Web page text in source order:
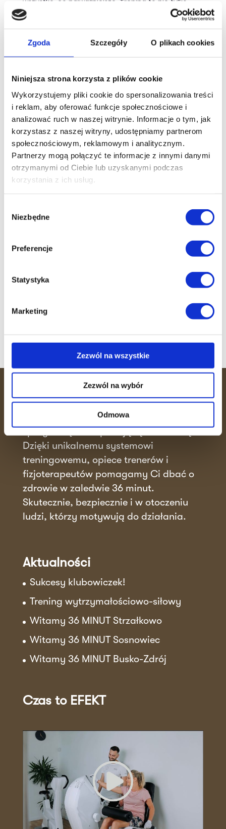
Zgoda Szczegóły O plikach cookies
Niniejsza strona korzysta z plików cookie
Wykorzystujemy pliki cookie do spersonalizowania treści
i reklam, aby oferować funkcje społecznościowe i
analizować ruch w naszej witrynie. Informacje o tym, jak
korzystasz z naszej witryny, udostępniamy partnerom
społecznościowym, reklamowym i analitycznym.
Partnerzy mogą połączyć te informacje z innymi danymi
otrzymanymi od Ciebie lub uzyskanymi podczas
korzystania z ich usług.
zgody
Niezbędne
Preferencje
Statystyka
Marketing
Zezwól na wszystkie
Zezwól na wybór
Odmowa
wszystko, co najważniejsze. Trening to nie tylko
wysiłek – to także edukacja i wspólne budowanie
trwałych nawyków.
Zasada 80/20 to mój fundament. Najważniejsza
jest trwała zmiana stylu życia, a nie chwilowa
„Nie chodzi o perfekcję, ale o równowagę”
Nie czekaj dłużej! Skontaktuj się z nami już
doświadczonym trenerem. Czas to efekt!
36 MINUT
36 MINUT to miejsce, gdzie efektywność
spotyka się ze wspierającą atmosferą.
Dzięki unikalnemu systemowi
treningowemu, opiece trenerów i
fizjoterapeutów pomagamy Ci dbać o
zdrowie w zaledwie 36 minut.
Skutecznie, bezpiecznie i w otoczeniu
ludzi, którzy motywują do działania.
Aktualności
Sukcesy klubowiczek!
Trening wytrzymałościowo-siłowy
Witamy 36 MINUT Strzałkowo
Witamy 36 MINUT Sosnowiec
Witamy 36 MINUT Busko-Zdrój
Czas to EFEKT